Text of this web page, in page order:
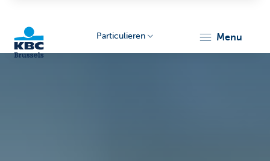
Particulieren menu